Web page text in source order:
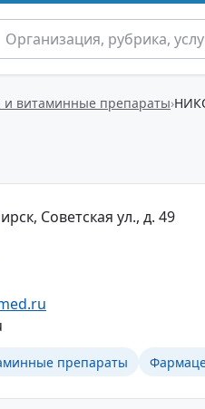
витаминные препараты
Советская ул., д. 49
препараты